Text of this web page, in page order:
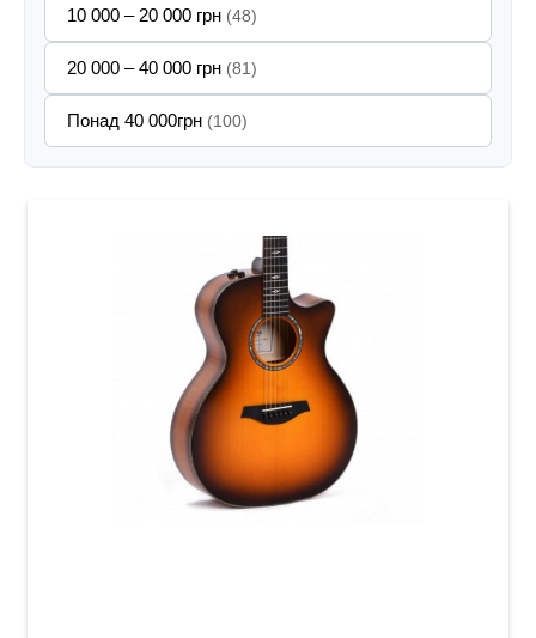
10 000 – 20 000 грн (48)
20 000 – 40 000 грн (81)
Понад 40 000грн (100)